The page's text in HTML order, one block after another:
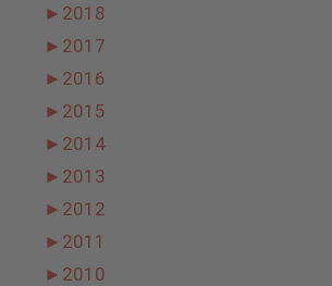
► 2018
► 2017
► 2016
► 2015
► 2014
► 2013
► 2012
► 2011
► 2010